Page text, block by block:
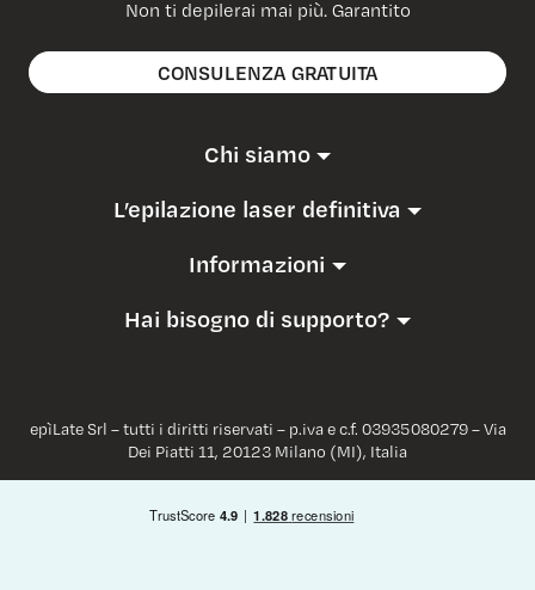
Non ti depilerai mai più. Garantito
CONSULENZA GRATUITA
Chi siamo
L’epilazione laser definitiva
Informazioni
Hai bisogno di supporto?
epìLate Srl – tutti i diritti riservati – p.iva e c.f. 03935080279 – Via
Dei Piatti 11, 20123 Milano (MI), Italia